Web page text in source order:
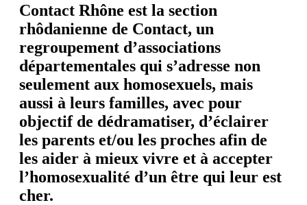
Contact Rhône est la section
rhôdanienne de Contact, un
regroupement d’associations
départementales qui s’adresse non
seulement aux homosexuels, mais
aussi à leurs familles, avec pour
objectif de dédramatiser, d’éclairer
les parents et/ou les proches afin de
les aider à mieux vivre et à accepter
l’homosexualité d’un être qui leur est
cher.